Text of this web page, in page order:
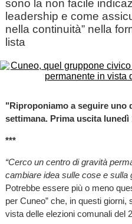
sono la non facile
leadership e come
nella continuità” nella
lista
"Riproponiamo a seguire uno
settimana. Prima uscita lunedì
***
“Cerco un centro di gravità
cambiare idea sulle cose e sulla
Potrebbe essere più o meno
per Cuneo” che, in questi
vista delle elezioni comunali del